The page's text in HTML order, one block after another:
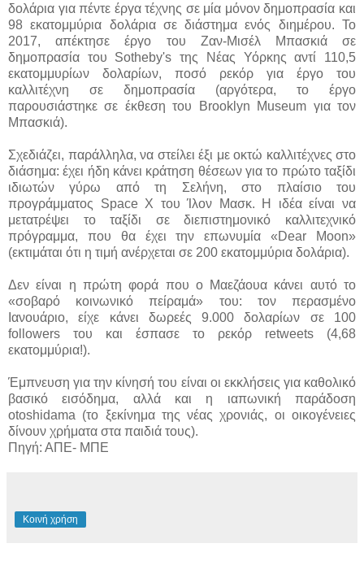
δολάρια για πέντε έργα τέχνης σε μία μόνον δημοπρασία και
98 εκατομμύρια δολάρια σε διάστημα ενός διημέρου. Το
2017, απέκτησε έργο του Ζαν-Μισέλ Μπασκιά σε
δημοπρασία του Sotheby's της Νέας Υόρκης αντί 110,5
εκατομμυρίων δολαρίων, ποσό ρεκόρ για έργο του
καλλιτέχνη σε δημοπρασία (αργότερα, το έργο
παρουσιάστηκε σε έκθεση του Brooklyn Museum για τον
Μπασκιά).
Σχεδιάζει, παράλληλα, να στείλει έξι με οκτώ καλλιτέχνες στο
διάσημα: έχει ήδη κάνει κράτηση θέσεων για το πρώτο ταξίδι
ιδιωτών γύρω από τη Σελήνη, στο πλαίσιο του
προγράμματος Space X του Ίλον Μασκ. Η ιδέα είναι να
μετατρέψει το ταξίδι σε διεπιστημονικό καλλιτεχνικό
πρόγραμμα, που θα έχει την επωνυμία «Dear Moon»
(εκτιμάται ότι η τιμή ανέρχεται σε 200 εκατομμύρια δολάρια).
Δεν είναι η πρώτη φορά που ο Μαεζάουα κάνει αυτό το
«σοβαρό κοινωνικό πείραμά» του: τον περασμένο
Ιανουάριο, είχε κάνει δωρεές 9.000 δολαρίων σε 100
followers του και έσπασε το ρεκόρ retweets (4,68
εκατομμύρια!).
Έμπνευση για την κίνησή του είναι οι εκκλήσεις για καθολικό
βασικό εισόδημα, αλλά και η ιαπωνική παράδοση
otoshidama (το ξεκίνημα της νέας χρονιάς, οι οικογένειες
δίνουν χρήματα στα παιδιά τους).
Πηγή: ΑΠΕ- ΜΠΕ
Κοινή χρήση